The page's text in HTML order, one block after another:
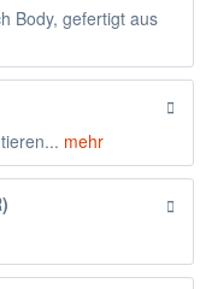
Body, gefertigt aus
mehr